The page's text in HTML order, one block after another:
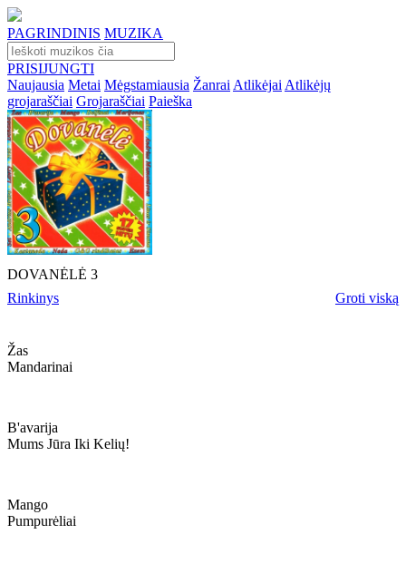
PAGRINDINIS MUZIKA
PRISIJUNGTI
Naujausia Metai Mėgstamiausia Žanrai Atlikėjai Atlikėjų
grojaraščiai Grojaraščiai Paieška
DOVANĖLĖ 3
Rinkinys
Groti viską
Žas
Mandarinai
B'avarija
Mums Jūra Iki Kelių!
Mango
Pumpurėliai